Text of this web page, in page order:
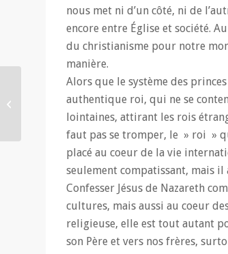
nous met ni d’un côté, ni de
encore entre Église et société.
du christianisme pour notre
manière.
Alors que le système des
authentique roi, qui ne se
lointaines, attirant les rois
faut pas se tromper, le » roi »
placé au coeur de la vie
seulement compatissant, mais
Confesser Jésus de Nazareth
cultures, mais aussi au coeur
religieuse, elle est tout autant
son Père et vers nos frères,
Message de la Nativité :
Naître en nous pour
naître chez les autres